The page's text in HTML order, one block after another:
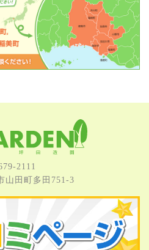
2111
⼭⽥町多⽥751-3